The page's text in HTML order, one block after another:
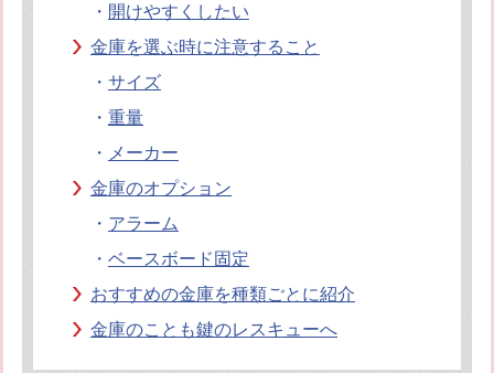
・ 開けやすくしたい
金庫を選ぶ時に注意すること
・ サイズ
・ 重量
・ メーカー
金庫のオプション
・ アラーム
・ ベースボード固定
おすすめの金庫を種類ごとに紹介
金庫のことも鍵のレスキューへ